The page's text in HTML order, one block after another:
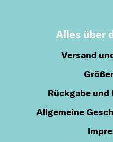
Alles über
Versand
Rückgabe und
Allgemeine